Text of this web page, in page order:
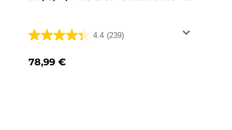
4.4 (239)
4.4
em
78,99 €